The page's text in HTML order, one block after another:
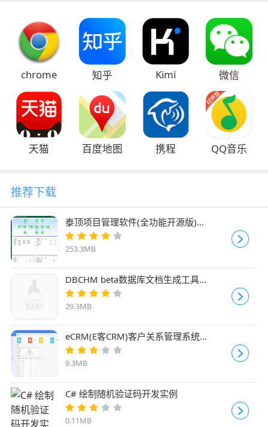
chrome 知乎 Kimi 微信
天猫 百度地图 携程 QQ音乐
推荐下载
泰顶项目管理软件(全功能开源版)
v2025.04
253.3MB
DBCHM beta数据库文档生成工具
v1.9.0.1
29.3MB
eCRM(E客CRM)客户关系管理系统
v1.0.16
9.3MB
C# 绘制随机验证码开发实例
0.11MB